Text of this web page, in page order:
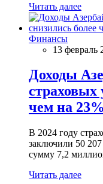
Читать далее
Финансы
13 февраль
Доходы
страховых
чем на 23%
В 2024 году
заключили 50
сумму 7,2
Читать далее